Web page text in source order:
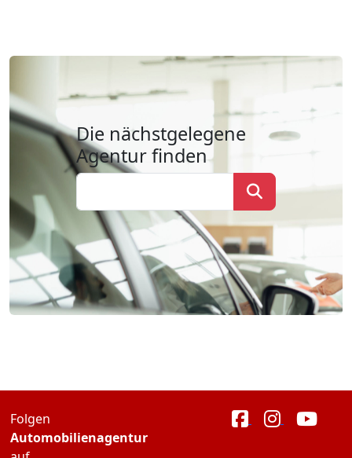
Die nächstgelegene
Agentur finden
Folgen
Automobilienagentur